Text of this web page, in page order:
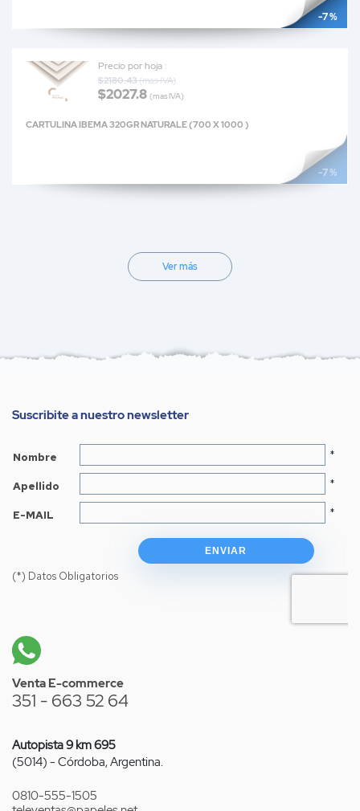
-7 %
-7 %
Precio por hoja :
$2180.43(mas IVA)
$2027.8 (mas IVA)
CARTULINA IBEMA 320GR NATURALE (700 X 1000 )
Ver más
Suscribite a nuestro newsletter
Venta E-commerce
351 - 663 52 64
Autopista 9 km 695
(5014) - Córdoba, Argentina.
0810-555-1505